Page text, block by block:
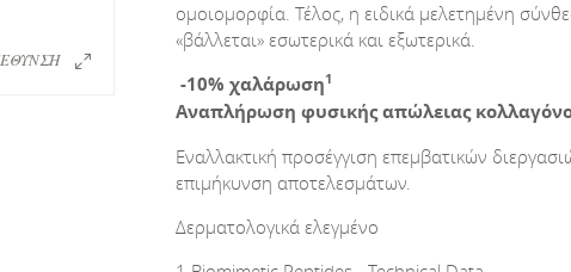
ομοιομορφία. Τέλος, η ειδικά μελετημένη
«βάλλεται» εσωτερικά και εξωτερικά.
-10% χαλάρωση1
Αναπλήρωση φυσικής απώλειας
Εναλλακτική προσέγγιση επεμβατικών
επιμήκυνση αποτελεσμάτων.
Δερματολογικά ελεγμένο